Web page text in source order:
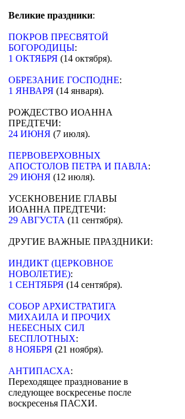
Великие праздники:
ПОКРОВ ПРЕСВЯТОЙ
БОГОРОДИЦЫ:
1 ОКТЯБРЯ (14 октября).
ОБРЕЗАНИЕ ГОСПОДНЕ:
1 ЯНВАРЯ (14 января).
РОЖДЕСТВО ИОАННА
ПРЕДТЕЧИ:
24 ИЮНЯ (7 июля).
ПЕРВОВЕРХОВНЫХ
АПОСТОЛОВ ПЕТРА И ПАВЛА:
29 ИЮНЯ (12 июля).
УСЕКНОВЕНИЕ ГЛАВЫ
ИОАННА ПРЕДТЕЧИ:
29 АВГУСТА (11 сентября).
ДРУГИЕ ВАЖНЫЕ ПРАЗДНИКИ:
ИНДИКТ (ЦЕРКОВНОЕ
НОВОЛЕТИЕ):
1 СЕНТЯБРЯ (14 сентября).
CОБОР АРХИСТРАТИГА
МИХАИЛА И ПРОЧИХ
НЕБЕСНЫХ СИЛ
БЕСПЛОТНЫХ:
8 НОЯБРЯ (21 ноября).
АНТИПАСХА:
Переходящее празднование в
следующее воскресенье после
воскресенья ПАСХИ.